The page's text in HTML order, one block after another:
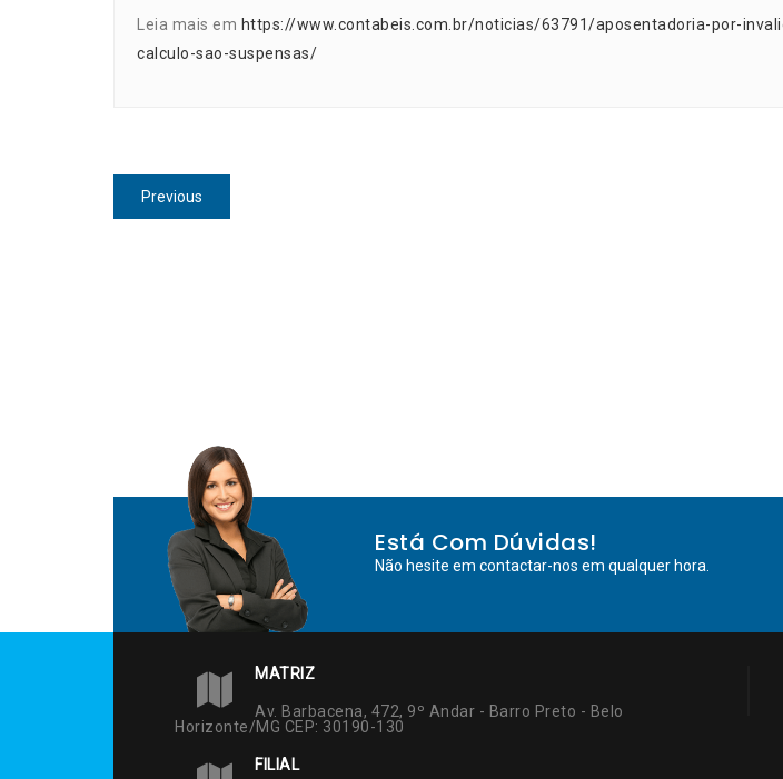
Leia mais em https://www.contabeis.com.br/noticias/63791/aposentadoria-por-
calculo-sao-suspensas/
Navegação
de
Previous
post:
Está Com Dúvidas!
Não hesite em contactar-nos em qualquer hora.
MATRIZ
Av. Barbacena, 472, 9º Andar - Barro Preto - Belo
Horizonte/MG CEP: 30190-130
FILIAL